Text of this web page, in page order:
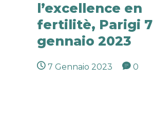
l’excellence en
fertilitè, Parigi 7
gennaio 2023
7 Gennaio 2023 0